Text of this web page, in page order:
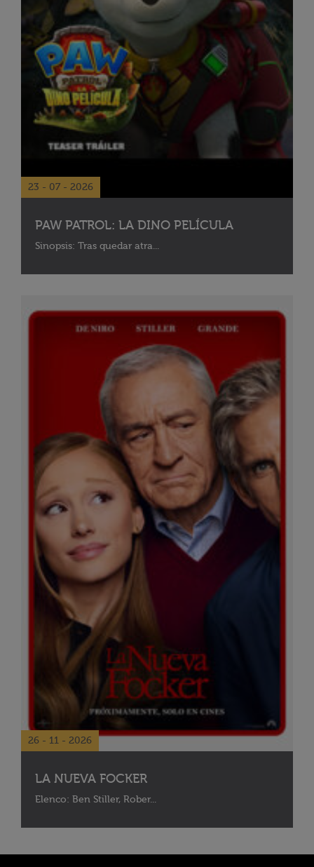
23 - 07 - 2026
PAW PATROL: LA DINO PELÍCULA
Sinopsis: Tras quedar atra...
26 - 11 - 2026
LA NUEVA FOCKER
Elenco: Ben Stiller, Rober...